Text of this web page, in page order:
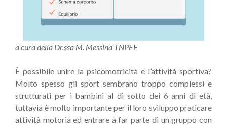
a cura della Dr.ssa M. Messina TNPEE
È possibile unire la psicomotricità e l’attività sportiva?
Molto spesso gli sport sembrano troppo complessi e
strutturati per i bambini al di sotto dei 6 anni di età,
tuttavia è molto importante per il loro sviluppo praticare
attività motoria ed entrare a far parte di un gruppo con